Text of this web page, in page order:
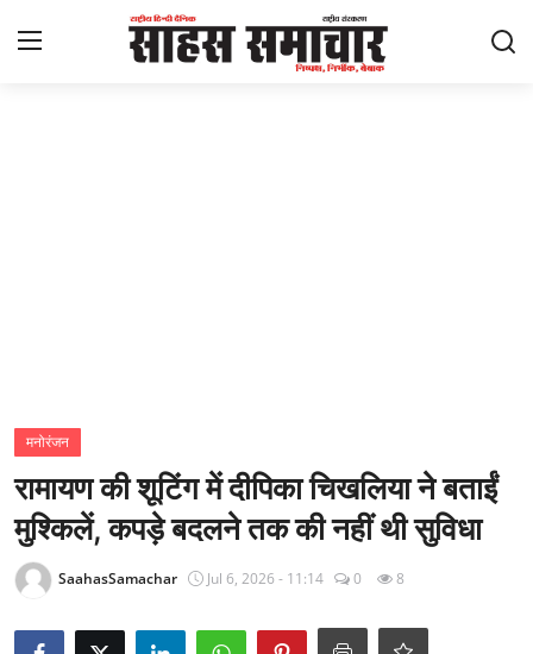
राज्य
अंतराष्ट्रीय
राजनीति
मनोरंजन
रामायण की शूटिंग में दीपिका चिखलिया ने बताईं
मुश्किलें, कपड़े बदलने तक की नहीं थी सुविधा
SaahasSamachar Jul 6, 2026 - 11:14 0 8